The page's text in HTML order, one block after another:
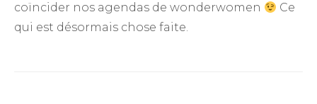
coïncider nos agendas de wonderwomen
Ce
qui est désormais chose faite.